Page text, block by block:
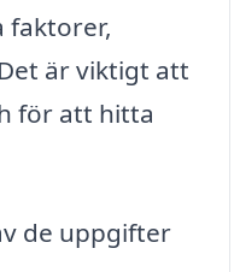
faktorer,
är viktigt att
för att hitta
de uppgifter